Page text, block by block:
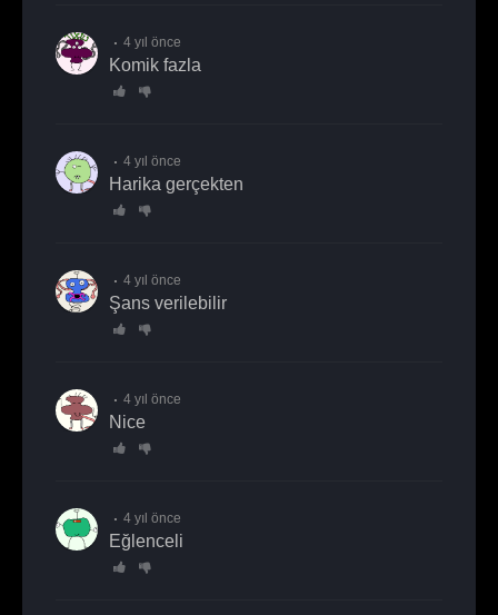
4 yıl önce
komik fazla
4 yıl önce
harika gerçekten
4 yıl önce
Şans verilebilir
4 yıl önce
nice
4 yıl önce
Eğlenceli